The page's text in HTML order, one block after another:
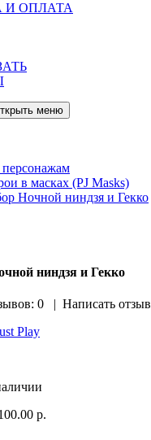
И ОПЛАТА
меню
в масках (PJ Masks)
Ночной ниндзя и Гекко
ниндзя и Гекко
0 | Написать отзыв
Play
р.